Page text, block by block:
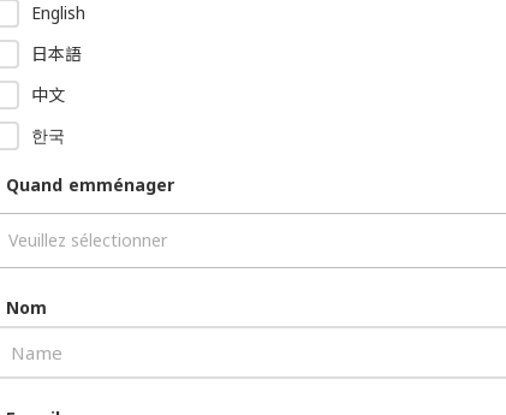
English
日本語
中文
한국
Quand emménager
Nom